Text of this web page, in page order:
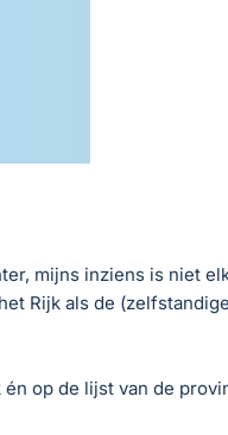
mijns inziens is niet
Rijk als de
op de lijst van de